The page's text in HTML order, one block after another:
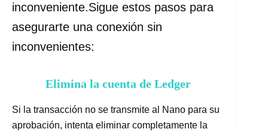
inconveniente.Sigue estos pasos para
asegurarte una conexión sin
inconvenientes:
Elimina la cuenta de Ledger
Si la transacción no se transmite al Nano para su
aprobación, intenta eliminar completamente la